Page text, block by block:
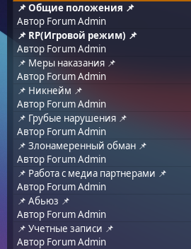
📌 Общие положения 📌
Автор Forum Admin
📌 RP(Игровой режим) 📌
Автор Forum Admin
📌 Меры наказания 📌
Автор Forum Admin
📌 Никнейм 📌
Автор Forum Admin
📌 Грубые нарушения 📌
Автор Forum Admin
📌 Злонамеренный обман 📌
Автор Forum Admin
📌 Работа с медиа партнерами 📌
Автор Forum Admin
📌 Абьюз 📌
Автор Forum Admin
📌 Учетные записи 📌
Автор Forum Admin